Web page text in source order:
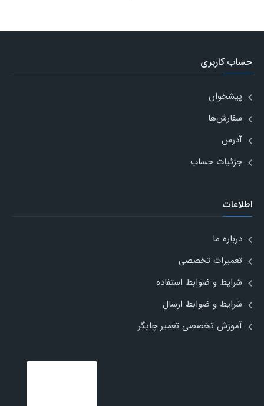
حساب کاربری
پیشخوان
سفارش‌ها
آدرس
جزئیات حساب
اطلاعات
درباره ما
تعمیرات تخصصی
شرایط و ضوابط استفاده
شرایط و ضوابط ارسال
آموزش تخصصی تعمیر چاپگر